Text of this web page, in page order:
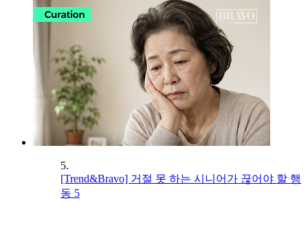
5.
[Trend&Bravo] 거절 못 하는 시니어가 끊어야 할 행
동 5